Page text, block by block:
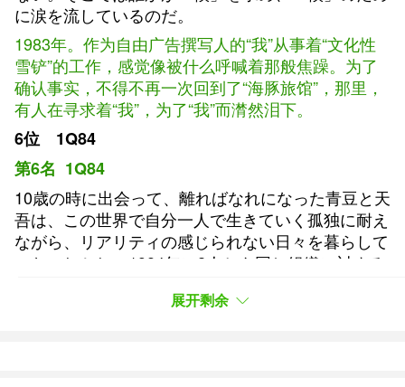
に涙を流しているのだ。
1983年。作为自由广告撰写人的“我”从事着“文化性
雪铲”的工作，感觉像被什么呼喊着那般焦躁。为了
确认事实，不得不再一次回到了“海豚旅馆”，那里，
有人在寻求着“我”，为了“我”而潸然泪下。
6位 1Q84
第6名 1Q84
10歳の時に出会って、離ればなれになった青豆と天
吾は、この世界で自分一人で生きていく孤独に耐え
ながら、リアリティの感じられない日々を暮らして
いた。しかし、1984年に2人とも同じ組織に対する
は現実とは微妙に異なっていく不可思議な1984年
展开剩余